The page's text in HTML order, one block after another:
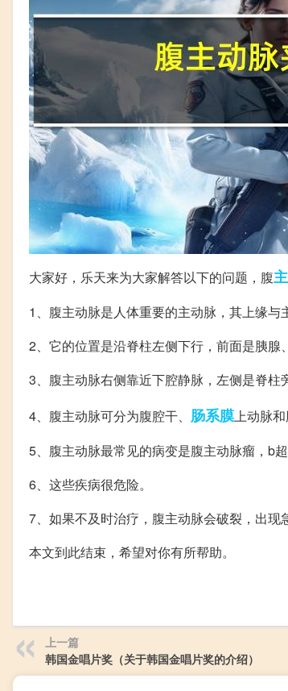
大家好，乐天来为大家解答以下的问题，腹
1、腹主动脉是人体重要的主动脉，其上缘与
2、它的位置是沿脊柱左侧下行，前面是胰腺
3、腹主动脉右侧靠近下腔静脉，左侧是脊柱
4、腹主动脉可分为腹腔干、 肠系膜上动脉
5、腹主动脉最常见的病变是腹主动脉瘤，b
6、这些疾病很危险。
7、如果不及时治疗，腹主动脉会破裂，出现
本文到此结束，希望对你有所帮助。
上一篇
韩国金唱片奖（关于韩国金唱片奖的介绍）